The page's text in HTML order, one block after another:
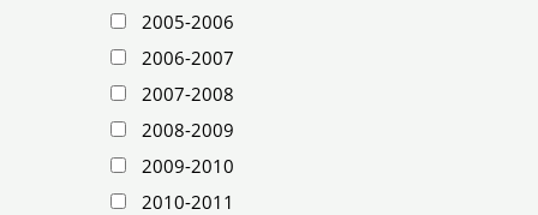
2005-2006
2006-2007
2007-2008
2008-2009
2009-2010
2010-2011